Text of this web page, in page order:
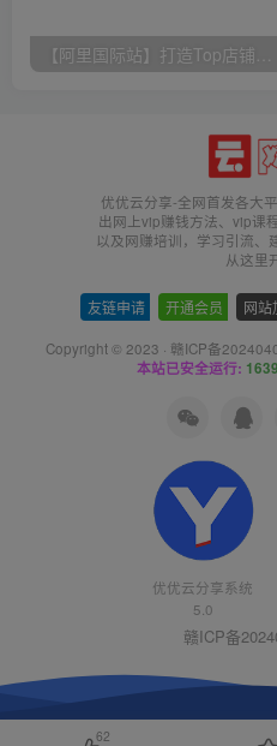
【阿里国际站】打造Top店铺&获得优质询盘客户，​95%的国际站讲师不会说的运营技巧
优优云分享-全网首发各大
出网上vip赚钱方法、vip课
以及网赚培训，学习引流、
从这里
友链申请 开通会员 网站
Copyright © 2023 · 赣ICP备
本站已安全运行:
优优云分享系统
5.0
赣ICP备
62